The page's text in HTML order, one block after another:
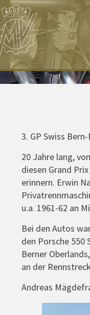
3. GP Swiss
20 Jahre lang,
diesen Grand
erinnern. Erwin
u.a. 1961-62 an
Bei den Autos
den Porsche 550
Berner
an der
Andreas